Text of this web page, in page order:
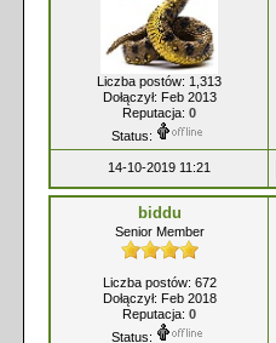
Liczba postów: 1,313
Dołączył: Feb 2013
Reputacja: 0
Status:
14-10-2019 11:21
biddu
Senior Member
Liczba postów: 672
Dołączył: Feb 2018
Reputacja: 0
Status: